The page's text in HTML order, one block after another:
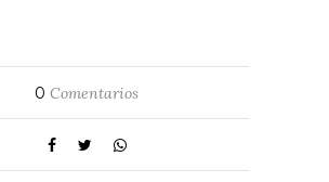
0 Comentarios